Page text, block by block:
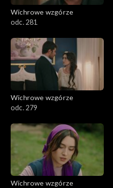
Wichrowe wzgórze
odc. 281
Wichrowe wzgórze
odc. 279
Wichrowe wzgórze